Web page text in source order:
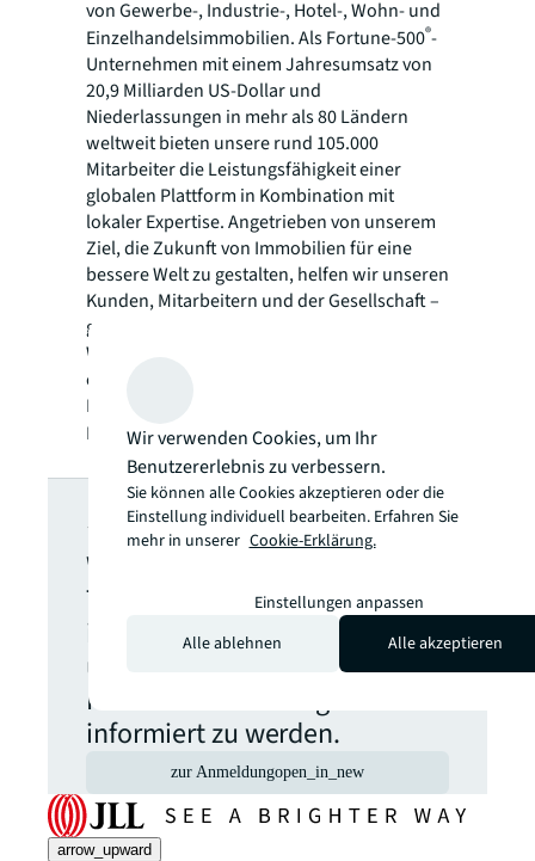
von Gewerbe-, Industrie-, Hotel-, Wohn- und
Einzelhandelsimmobilien. Als Fortune-500®-
Unternehmen mit einem Jahresumsatz von
20,9 Milliarden US-Dollar und
Niederlassungen in mehr als 80 Ländern
weltweit bieten unsere rund 105.000
Mitarbeiter die Leistungsfähigkeit einer
globalen Plattform in Kombination mit
lokaler Expertise. Angetrieben von unserem
Ziel, die Zukunft von Immobilien für eine
bessere Welt zu gestalten, helfen wir unseren
Kunden, Mitarbeitern und der Gesellschaft –
getreu unserem Leitspruch „SEE A BRIGHTER
WAY“. JLL ist der Markenname und ein
eingetragenes Markenzeichen von Jones
Lang LaSalle Incorporated. Weitere
Informationen finden Sie unterjll.com
JLL Newsletter
Wählen Sie aus, welche
Themen Sie aktuell
interessieren, um regelmäßig
über relevante
Neuveröffentlichungen
informiert zu werden.
zur Anmeldungopen_in_new
arrow_upward
Wir verwenden Cookies, um Ihr
Benutzererlebnis zu verbessern.
Sie können alle Cookies akzeptieren oder die
Einstellung individuell bearbeiten. Erfahren Sie
mehr in unserer Cookie-Erklärung.
Einstellungen anpassen
Alle ablehnen
Alle akzeptieren